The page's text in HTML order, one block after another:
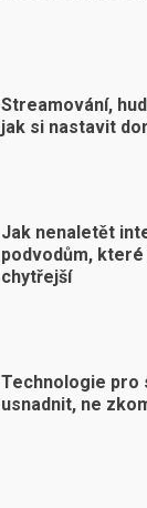
Streamování,
jak si nastavit
Jak nenaletět
podvodům,
chytřejší
Technologie pro
usnadnit, ne